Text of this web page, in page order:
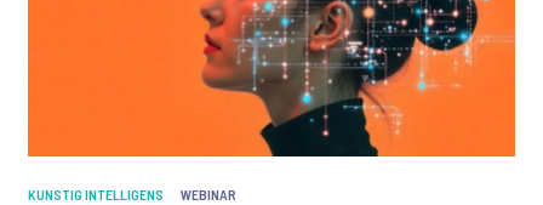
KUNSTIG INTELLIGENS WEBINAR